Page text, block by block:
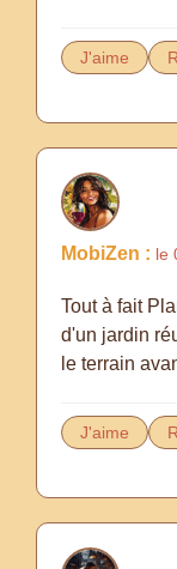
J'aime
MobiZen : le
Tout à fait
d'un jardin
le terrain
J'aime